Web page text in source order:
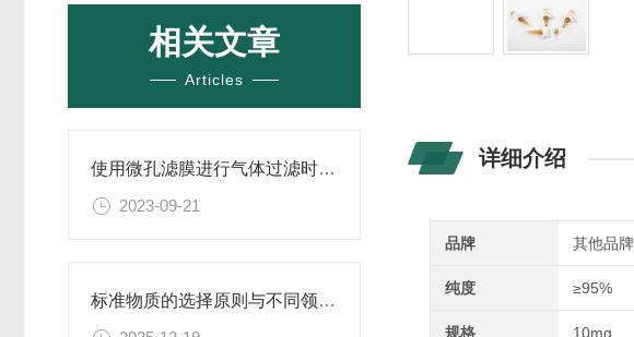
相关文章
Articles
使用微孔滤膜进行气体过滤时，有哪些注意事项和常见问题需要关注？
2023-09-21
标准物质的选择原则与不同领域应用匹配性分析
详细介绍
品牌 其他品牌
纯度 ≥95%
规格 10mg